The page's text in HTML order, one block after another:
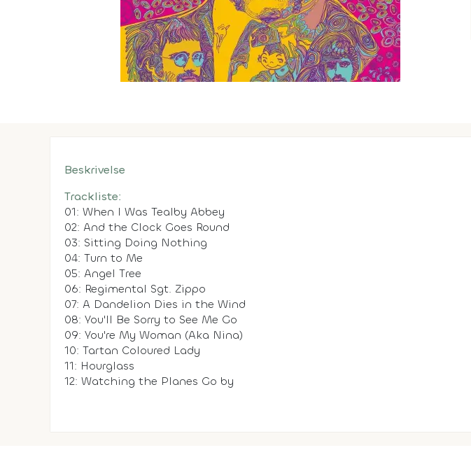
Beskrivelse
Trackliste:
01: When I Was Tealby Abbey
02: And the Clock Goes Round
03: Sitting Doing Nothing
04: Turn to Me
05: Angel Tree
06: Regimental Sgt. Zippo
07: A Dandelion Dies in the Wind
08: You'll Be Sorry to See Me Go
09: You're My Woman (Aka Nina)
10: Tartan Coloured Lady
11: Hourglass
12: Watching the Planes Go by